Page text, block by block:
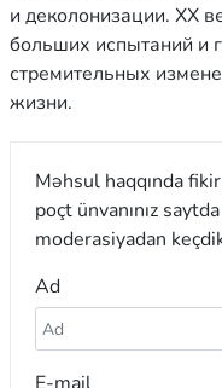
и деколонизации. XX
больших испытаний и
стремительных
жизни.
Məhsul haqqında
poçt ünvanınız
moderasiyadan
Ad